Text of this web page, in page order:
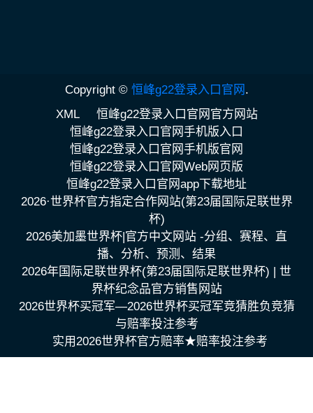
Copyright © 恒峰g22登录入口官网 .
XML
恒峰g22登录入口官网官方网站
恒峰g22登录入口官网手机版入口
恒峰g22登录入口官网手机版官网
恒峰g22登录入口官网Web网页版
恒峰g22登录入口官网app下载地址
2026·世界杯官方指定合作网站(第23届国际足联世界
杯)
2026美加墨世界杯|官方中文网站 -分组、赛程、直
播、分析、预测、结果
2026年国际足联世界杯(第23届国际足联世界杯) | 世
界杯纪念品官方销售网站
2026世界杯买冠军—2026世界杯买冠军竞猜胜负竞猜
与赔率投注参考
实用2026世界杯官方赔率★赔率投注参考